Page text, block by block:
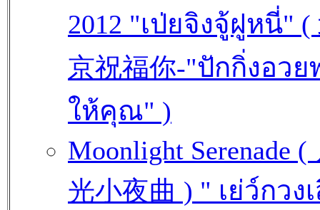
2012 "เป่ยจิงจู้ฝูหนี่" (
京祝福你-"ปักกิ่งอวย
ให้คุณ" )
Moonlight Serenade (
光小夜曲 ) " เย่ว์กวง